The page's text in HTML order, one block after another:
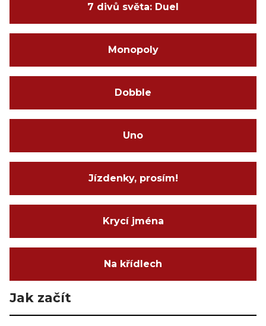
7 divů světa: Duel
Monopoly
Dobble
Uno
Jízdenky, prosím!
Krycí jména
Na křídlech
Jak začít